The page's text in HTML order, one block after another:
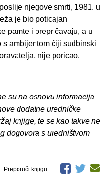
njegove smrti, 1981. u
je bio poticajan
pamte i prepričavaju, a u
s ambijentom čiji sudbinski
nije poricao.
su na osnovu informacija
dodatne uredničke
knjige, te se kao takve ne
dogovora s uredništvom
Preporuči knjigu